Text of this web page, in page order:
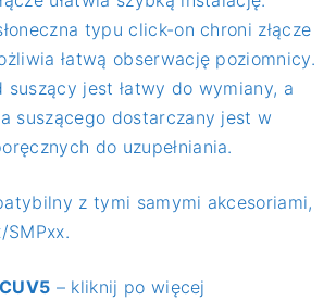
typu click-on chroni złącze
łatwą obserwację poziomnicy.
suszący jest łatwy do wymiany, a
suszącego dostarczany jest w
do uzupełniania.
z tymi samymi akcesoriami,
– kliknij po więcej